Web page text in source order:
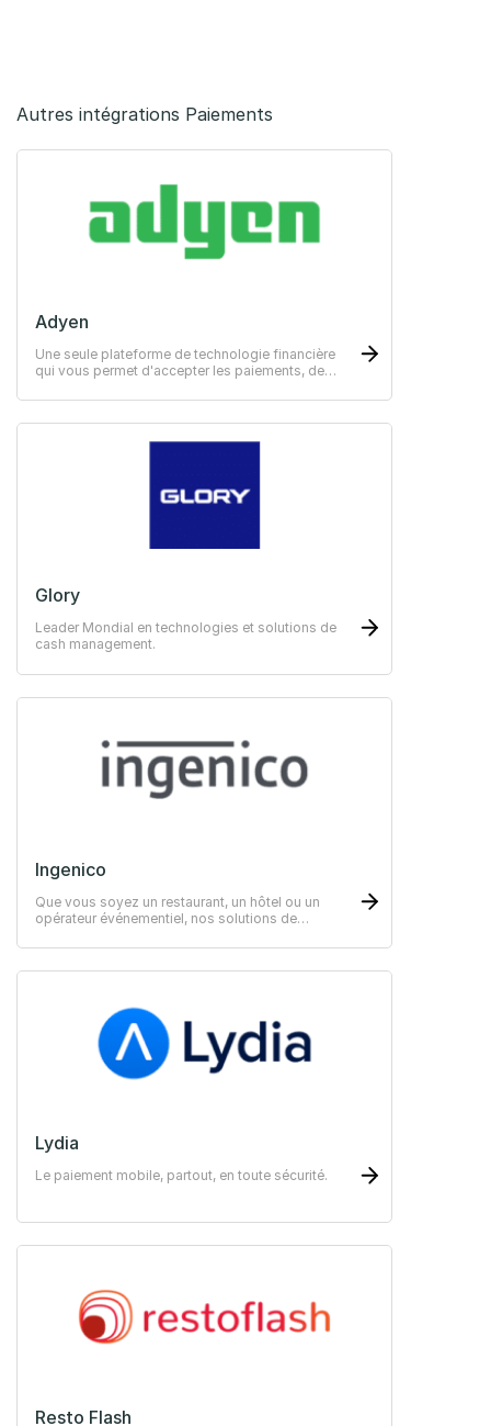
Autres intégrations Paiements
Adyen
Une seule plateforme de technologie financière
qui vous permet d'accepter les paiements, de
Glory
Leader Mondial en technologies et solutions de
cash management.
Ingenico
Que vous soyez un restaurant, un hôtel ou un
opérateur événementiel, nos solutions de
clients.
Lydia
Le paiement mobile, partout, en toute sécurité.
Resto Flash